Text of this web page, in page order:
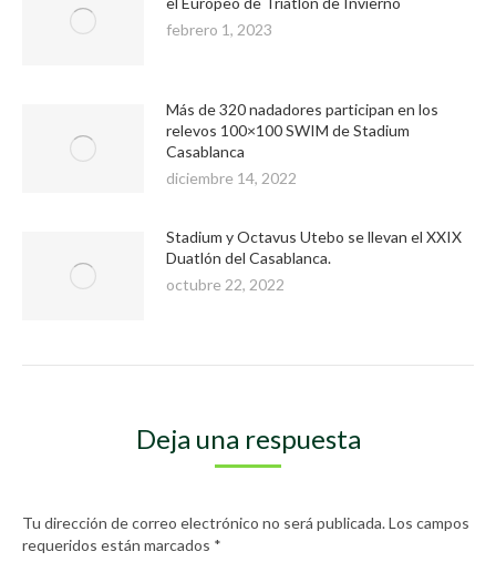
febrero 1, 2023
Más de 320 nadadores participan en los
relevos 100×100 SWIM de Stadium
Casablanca
diciembre 14, 2022
Stadium y Octavus Utebo se llevan el XXIX
Duatlón del Casablanca.
octubre 22, 2022
Deja una respuesta
Tu dirección de correo electrónico no será publicada. Los campos
requeridos están marcados *